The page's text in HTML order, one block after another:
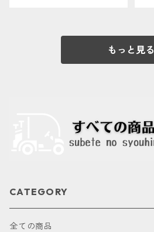
もっと見る
CATEGORY
全ての商品